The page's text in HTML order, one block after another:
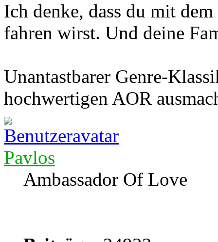
Ich denke, dass du mit
fahren wirst. Und deine
Unantastbarer Genre-
hochwertigen AOR
Pavlos
Ambassador Of Love